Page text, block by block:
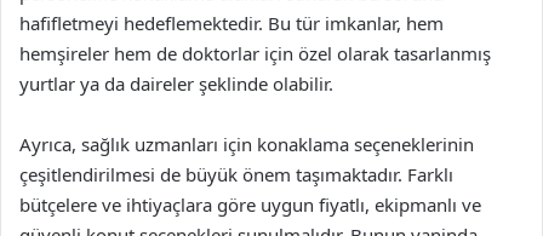
hafifletmeyi hedeflemektedir. Bu tür imkanlar, hem
hemşireler hem de doktorlar için özel olarak tasarlanmış
yurtlar ya da daireler şeklinde olabilir.
Ayrıca, sağlık uzmanları için konaklama seçeneklerinin
çeşitlendirilmesi de büyük önem taşımaktadır. Farklı
bütçelere ve ihtiyaçlara göre uygun fiyatlı, ekipmanlı ve